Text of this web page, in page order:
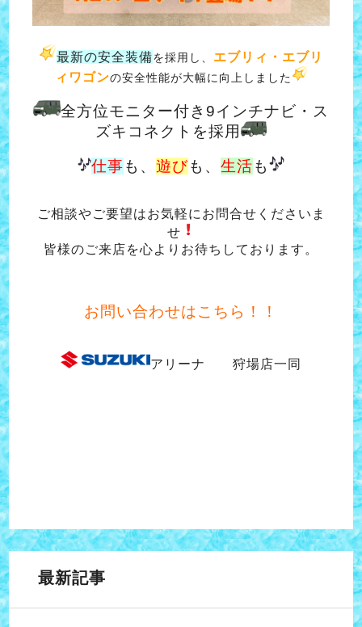
最新の安全装備を採用し、 エブリィ・エブリ
ィワゴンの安全性能が大幅に向上しました
全方位モニター付き9インチナビ・ス
ズキコネクトを採用
仕事も、 遊びも、 生活も
ご相談やご要望はお気軽にお問合せくださいま
せ
皆様のご来店を心よりお待ちしております。
お問い合わせはこちら！！
アリーナ 狩場店一同
最新記事